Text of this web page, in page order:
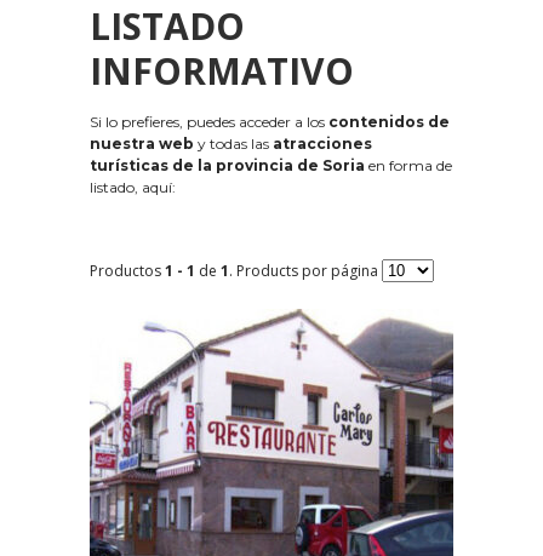
LISTADO
INFORMATIVO
Si lo prefieres, puedes acceder a los contenidos de
nuestra web y todas las atracciones
turísticas de la provincia de Soria en forma de
listado, aquí:
Productos1 - 1 de 1. Products por página